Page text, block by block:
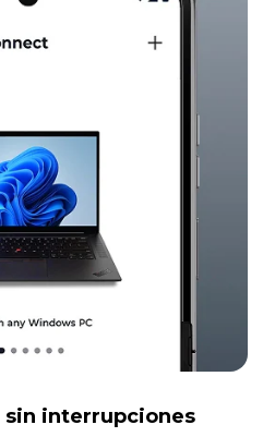
interrupciones